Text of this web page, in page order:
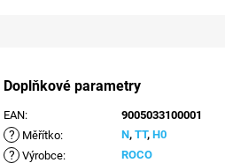
Doplňkové parametry
EAN: 9005033100001
? Měřítko: N,TT,H0
? Výrobce: ROCO